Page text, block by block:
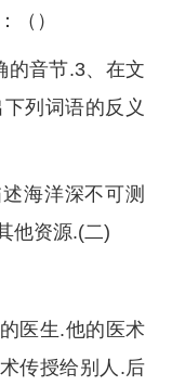
（）
的音节.3、在文
列词语的反义
海洋深不可测
他资源.(二)
医生.他的医术
传授给别人.后